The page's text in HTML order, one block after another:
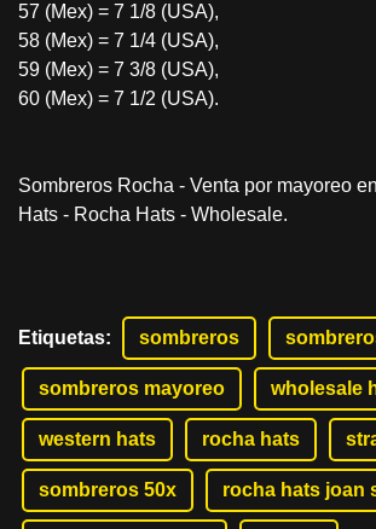
57 (Mex) = 7 1/8 (USA),
58 (Mex) = 7 1/4 (USA),
59 (Mex) = 7 3/8 (USA),
60 (Mex) = 7 1/2 (USA).
Sombreros Rocha - Venta por mayoreo
Hats - Rocha Hats - Wholesale.
Etiquetas: sombreros
sombreros mayoreo wholesale
western hats rocha hats
sombreros 50x rocha hats joan